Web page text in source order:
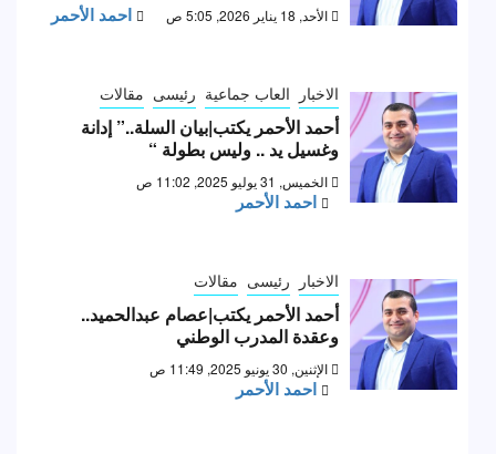
الأحد, 18 يناير 2026, 5:05 ص احمد الأحمر
الاخبار العاب جماعية رئيسى مقالات
أحمد الأحمر يكتب|بيان السلة..” إدانة
وغسيل يد .. وليس بطولة “
الخميس, 31 يوليو 2025, 11:02 ص
احمد الأحمر
الاخبار رئيسى مقالات
أحمد الأحمر يكتب|عصام عبدالحميد..
وعقدة المدرب الوطني
الإثنين, 30 يونيو 2025, 11:49 ص
احمد الأحمر